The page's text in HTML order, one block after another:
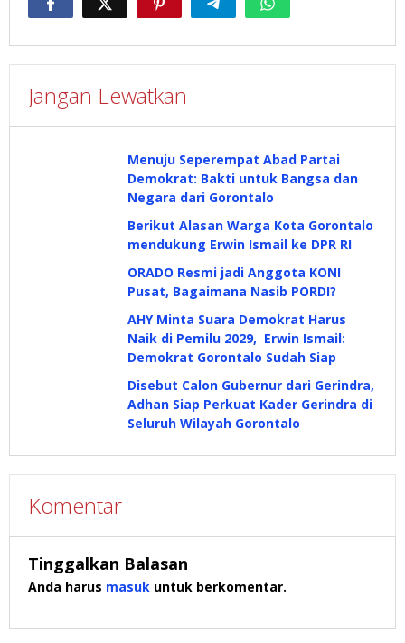
Jangan Lewatkan
Menuju Seperempat Abad Partai
Demokrat: Bakti untuk Bangsa dan
Negara dari Gorontalo
Berikut Alasan Warga Kota Gorontalo
mendukung Erwin Ismail ke DPR RI
ORADO Resmi jadi Anggota KONI
Pusat, Bagaimana Nasib PORDI?
AHY Minta Suara Demokrat Harus
Naik di Pemilu 2029, Erwin Ismail:
Demokrat Gorontalo Sudah Siap
Disebut Calon Gubernur dari Gerindra,
Adhan Siap Perkuat Kader Gerindra di
Seluruh Wilayah Gorontalo
Komentar
Tinggalkan Balasan
Anda harus masuk untuk berkomentar.